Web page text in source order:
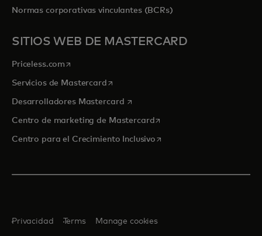
Normas corporativas vinculantes (BCRs)
SITIOS WEB DE MASTERCARD
Priceless.com se abre en una pestaña nueva
Servicios de Mastercardse abre en una pestaña nueva
Desarrolladores Mastercard se abre en una pestaña nueva
Centro de marketing de Mastercardse abre en una pestaña
Centro para el Crecimiento Inclusivose abre en una pestaña
Privacidad Terms Manage cookies